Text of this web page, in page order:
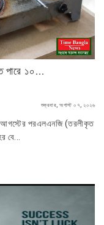
পারে ১০...
শুক্রবার, অগাস্ট ০৭, ২০২৬
আগস্টের পরএলএনজি (তরলীকৃত
বে...